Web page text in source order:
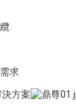
求
方案